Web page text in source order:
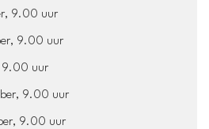
9.00 uur
9.00 uur
9.00 uur
9.00 uur
9.00 uur